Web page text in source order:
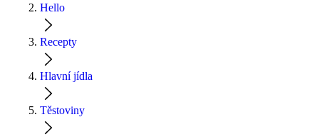
Hello
Recepty
Hlavní jídla
Těstoviny